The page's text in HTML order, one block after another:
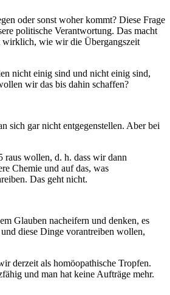
oder sonst woher kommt? Diese Frage
politische Verantwortung. Das macht
wirklich, wie wir die Übergangszeit
nicht einig sind und nicht einig sind,
wir das bis dahin schaffen?
sich gar nicht entgegenstellen. Aber bei
wollen, d. h. dass wir dann
Chemie und auf das, was
Das geht nicht.
Glauben nacheifern und denken, es
diese Dinge vorantreiben wollen,
derzeit als homöopathische Tropfen.
und man hat keine Aufträge mehr.